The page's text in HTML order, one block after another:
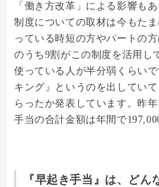
「働き方改革」による影響も
制度についての取材は今もた
っている時短の方やパートの
のうち9割がこの制度を活用し
使っている人が半分弱くらい
キング』というのを出してい
らったか発表しています。昨
手当の合計金額は年間で
『早起き手当』は、ど